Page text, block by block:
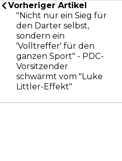
Vorheriger Artikel
"Nicht nur ein Sieg für
den Darter selbst,
sondern ein
'Volltreffer' für den
ganzen Sport" - PDC-
Vorsitzender
schwärmt vom "Luke
Littler-Effekt"